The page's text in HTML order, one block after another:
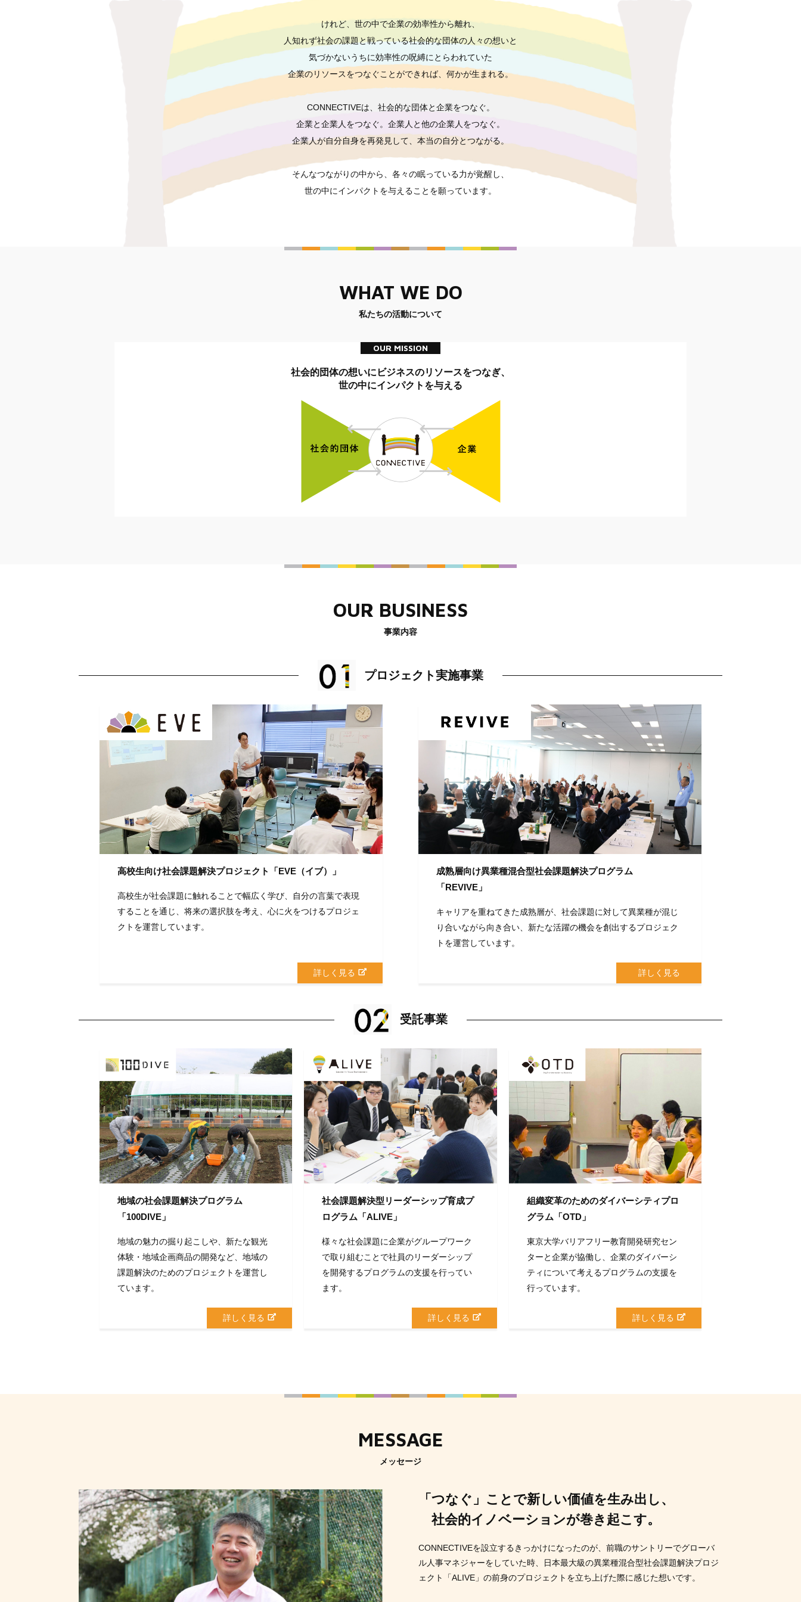
けれど、世の中で企業の効率性から離れ、
人知れず社会の課題と戦っている社会的な団体の人々の想いと
気づかないうちに効率性の呪縛にとらわれていた
企業のリソースをつなぐことができれば、何かが生まれる。
CONNECTIVEは、社会的な団体と企業をつなぐ。
企業と企業人をつなぐ。 企業人と他の企業人をつなぐ。
企業人が自分自身を再発見して、 本当の自分とつながる。
そんなつながりの中から、 各々の眠っている力が覚醒し、
世の中にインパクトを与えることを願っています。
WHAT WE DO
私たちの活動について
OUR MISSION
社会的団体の想いにビジネスのリソースをつなぎ、
世の中にインパクトを与える
OUR BUSINESS
事業内容
プロジェクト実施事業
高校生向け社会課題解決プロジェクト「EVE（イブ）」
高校生が社会課題に触れることで幅広く学び、自分の言葉で表現
することを通じ、将来の選択肢を考え、心に火をつけるプロジェ
クトを運営しています。
詳しく見る
成熟層向け異業種混合型社会課題解決プログラム
「REVIVE」
キャリアを重ねてきた成熟層が、社会課題に対して異業種が混じ
り合いながら向き合い、新たな活躍の機会を創出するプロジェク
トを運営しています。
詳しく見る
受託事業
地域の社会課題解決プログラム
「100DIVE」
地域の魅力の掘り起こしや、新たな観光
体験・地域企画商品の開発など、地域の
課題解決のためのプロジェクトを運営し
ています。
詳しく見る
社会課題解決型リーダーシップ育成プ
ログラム「ALIVE」
様々な社会課題に企業がグループワーク
で取り組むことで社員のリーダーシップ
を開発するプログラムの支援を行ってい
ます。
詳しく見る
組織変革のためのダイバーシティプロ
グラム「OTD」
東京大学バリアフリー教育開発研究セン
ターと企業が協働し、企業のダイバーシ
ティについて考えるプログラムの支援を
行っています。
詳しく見る
MESSAGE
メッセージ
「つなぐ」ことで新しい価値を生み出し、
社会的イノベーションが巻き起こす。
CONNECTIVEを設立するきっかけになったのが、前職のサントリーでグローバ
ル人事マネジャーをしていた時、日本最大級の異業種混合型社会課題解決プロジ
ェクト「ALIVE」の前身のプロジェクトを立ち上げた際に感じた想いです。